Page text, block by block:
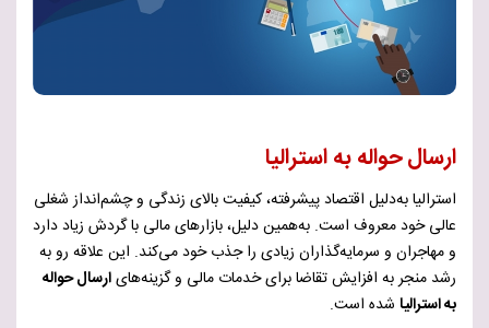
ارسال حواله به استرالیا
استرالیا به‌دلیل اقتصاد پیشرفته، کیفیت بالای زندگی و چشم‌انداز شغلی
عالی خود معروف است. به‌همین دلیل، بازارهای مالی با گردش زیاد دارد
و مهاجران و سرمایه‌گذاران زیادی را جذب خود می‌کند. این علاقه رو به
رشد منجر به افزایش تقاضا برای خدمات مالی و گزینه‌هایارسال حواله
به استرالیا شده است.